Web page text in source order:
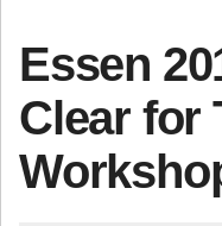
Essen
Clear for